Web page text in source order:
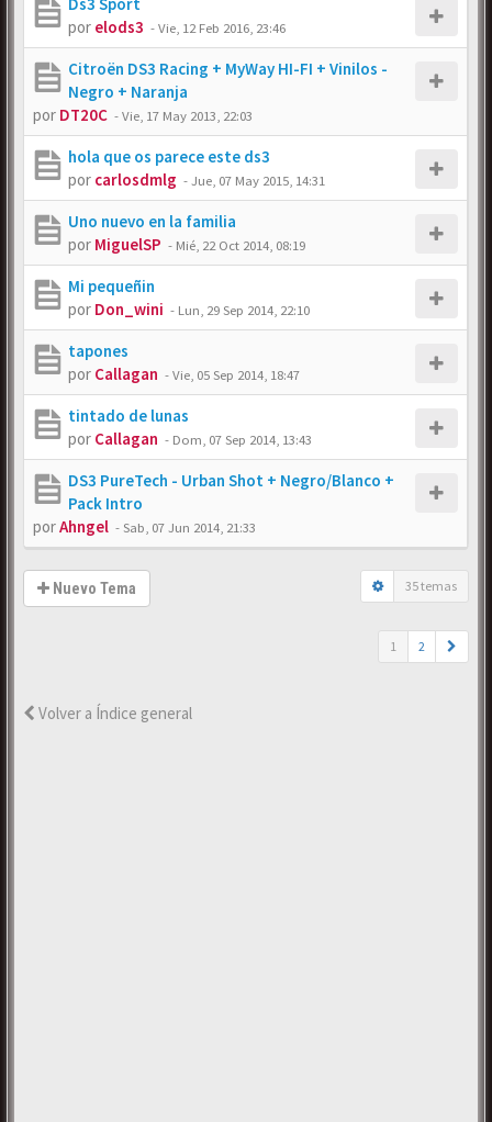
por elods3 -Vie, 12 Feb 2016, 23:46
Citroën DS3 Racing + MyWay HI-FI + Vinilos -
Negro + Naranja
por DT20C -Vie, 17 May 2013, 22:03
hola que os parece este ds3
por carlosdmlg -Jue, 07 May 2015, 14:31
Uno nuevo en la familia
por MiguelSP - Mié, 22 Oct 2014, 08:19
Mi pequeñin
por Don_wini - Lun, 29 Sep 2014, 22:10
tapones
por Callagan -Vie, 05 Sep 2014, 18:47
tintado de lunas
por Callagan - Dom, 07 Sep 2014, 13:43
DS3 PureTech - Urban Shot + Negro/Blanco +
Pack Intro
porAhngel -Sab, 07 Jun 2014, 21:33
Nuevo Tema 35 temas
1 2
Volver a Índice general